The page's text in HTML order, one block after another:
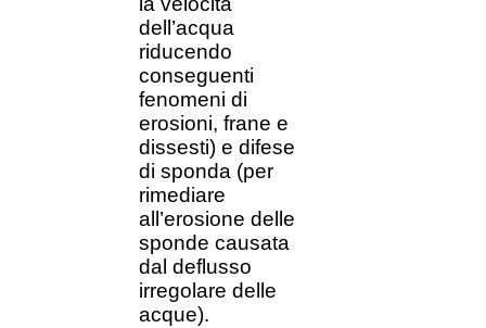
dell’acqua
riducendo
conseguenti
fenomeni di
erosioni, frane e
dissesti) e difese
di sponda (per
rimediare
all’erosione delle
sponde causata
dal deflusso
irregolare delle
acque).